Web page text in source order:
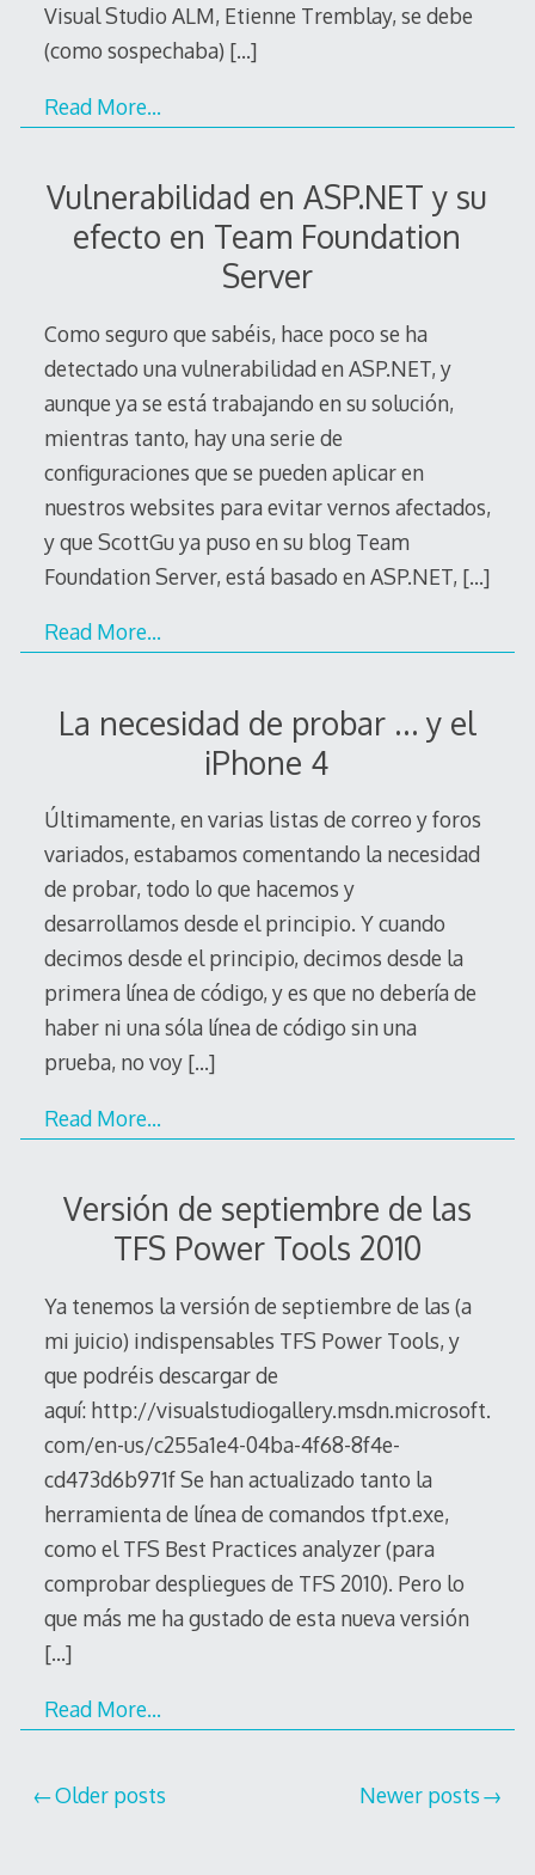
Visual Studio ALM, Etienne Tremblay, se debe
(como sospechaba) […]
Read More…
Vulnerabilidad en ASP.NET y su
efecto en Team Foundation
Server
Como seguro que sabéis, hace poco se ha
detectado una vulnerabilidad en ASP.NET, y
aunque ya se está trabajando en su solución,
mientras tanto, hay una serie de
configuraciones que se pueden aplicar en
nuestros websites para evitar vernos afectados,
y que ScottGu ya puso en su blog Team
Foundation Server, está basado en ASP.NET, […]
Read More…
La necesidad de probar … y el
iPhone 4
Últimamente, en varias listas de correo y foros
variados, estabamos comentando la necesidad
de probar, todo lo que hacemos y
desarrollamos desde el principio. Y cuando
decimos desde el principio, decimos desde la
primera línea de código, y es que no debería de
haber ni una sóla línea de código sin una
prueba, no voy […]
Read More…
Versión de septiembre de las
TFS Power Tools 2010
Ya tenemos la versión de septiembre de las (a
mi juicio) indispensables TFS Power Tools, y
que podréis descargar de
aquí: http://visualstudiogallery.msdn.microsoft.
com/en-us/c255a1e4-04ba-4f68-8f4e-
cd473d6b971f Se han actualizado tanto la
herramienta de línea de comandos tfpt.exe,
como el TFS Best Practices analyzer (para
comprobar despliegues de TFS 2010). Pero lo
que más me ha gustado de esta nueva versión
[…]
Read More…
Posts
Older posts Newer posts